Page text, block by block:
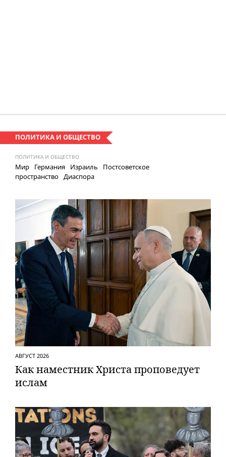
ПОЛИТИКА И ОБЩЕСТВО
ПОЛИТИКА И ОБЩЕСТВО
Мир Германия Израиль
Постсоветское
пространство Диаспора
АВГУСТ 2026
Как наместник Христа проповедует
ислам